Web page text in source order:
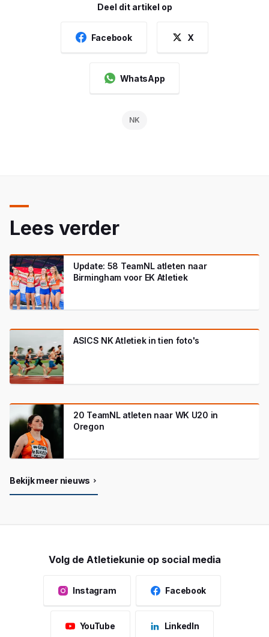
Deel dit artikel op
Facebook X
WhatsApp
NK
Lees verder
Update: 58 TeamNL atleten naar
Birmingham voor EK Atletiek
ASICS NK Atletiek in tien foto's
20 TeamNL atleten naar WK U20 in
Oregon
Bekijk meer nieuws
Volg de Atletiekunie op social media
Instagram Facebook
YouTube LinkedIn